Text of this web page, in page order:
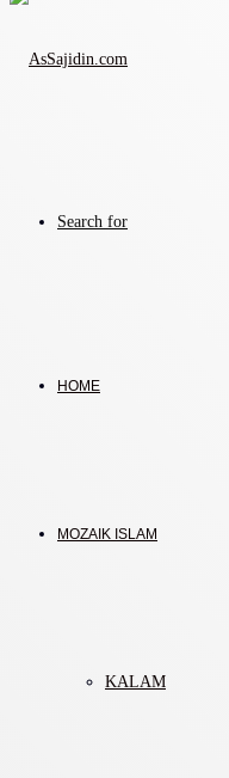
Search for
HOME
MOZAIK ISLAM
KALAM